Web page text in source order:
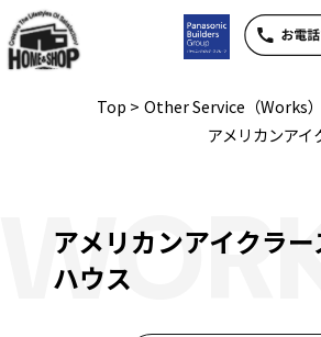
Top > Other Service（Works）
アメリカンアイ
アメリカンアイクラ
ハウス